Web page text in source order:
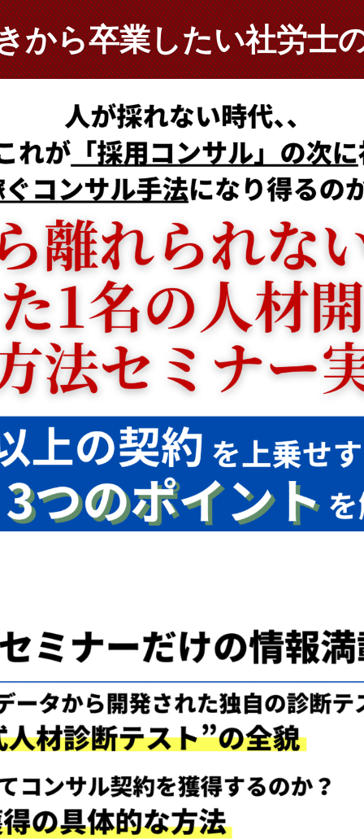
から卒業したい社労士